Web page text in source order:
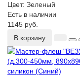
Цвет: Зеленый
Есть в наличии
1145 руб.
В корзину